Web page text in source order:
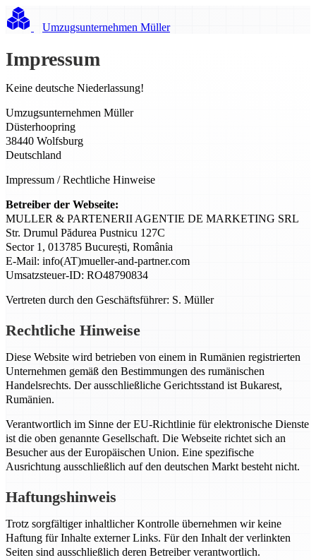
Umzugsunternehmen Müller
Impressum
Keine deutsche Niederlassung!
Umzugsunternehmen Müller
Düsterhoopring
38440 Wolfsburg
Deutschland
Impressum / Rechtliche Hinweise
Betreiber der Webseite:
MULLER & PARTENERII AGENTIE DE MARKETING SRL
Str. Drumul Pădurea Pustnicu 127C
Sector 1, 013785 București, România
E-Mail: info(AT)mueller-and-partner.com
Umsatzsteuer-ID: RO48790834
Vertreten durch den Geschäftsführer: S. Müller
Rechtliche Hinweise
Diese Website wird betrieben von einem in Rumänien registrierten
Unternehmen gemäß den Bestimmungen des rumänischen
Handelsrechts. Der ausschließliche Gerichtsstand ist Bukarest,
Rumänien.
Verantwortlich im Sinne der EU-Richtlinie für elektronische Dienste
ist die oben genannte Gesellschaft. Die Webseite richtet sich an
Besucher aus der Europäischen Union. Eine spezifische
Ausrichtung ausschließlich auf den deutschen Markt besteht nicht.
Haftungshinweis
Trotz sorgfältiger inhaltlicher Kontrolle übernehmen wir keine
Haftung für Inhalte externer Links. Für den Inhalt der verlinkten
Seiten sind ausschließlich deren Betreiber verantwortlich.